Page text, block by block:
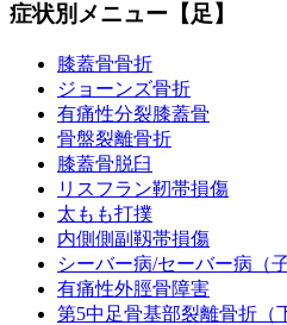
症状別メニュー【足】
膝蓋骨骨折
ジョーンズ骨折
有痛性分裂膝蓋骨
骨盤裂離骨折
膝蓋骨脱臼
リスフラン靭帯損傷
太もも打撲
内側側副靱帯損傷
シーバー病/セーバー病（
有痛性外脛骨障害
第5中足骨基部裂離骨折（